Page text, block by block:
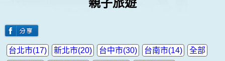
親子旅遊
全部
台北市(17) 新北市(20) 台中市(30)
台南市(14)